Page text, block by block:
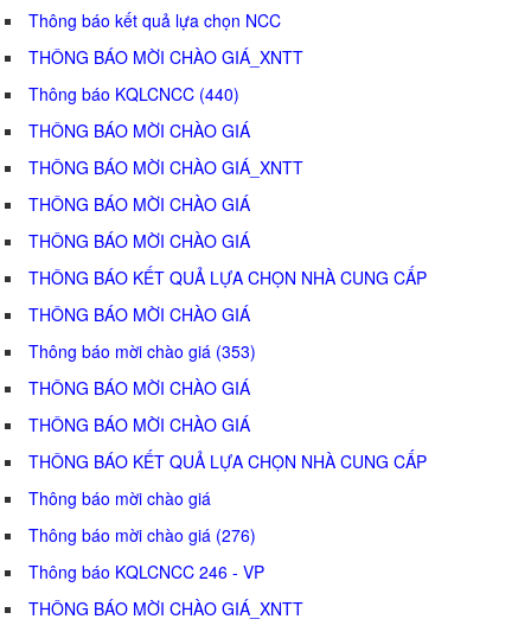
Thông báo kết quả lựa chọn NCC
THÔNG BÁO MỜI CHÀO GIÁ_XNTT
Thông báo KQLCNCC (440)
THÔNG BÁO MỜI CHÀO GIÁ
THÔNG BÁO MỜI CHÀO GIÁ_XNTT
THÔNG BÁO MỜI CHÀO GIÁ
THÔNG BÁO MỜI CHÀO GIÁ
THÔNG BÁO KẾT QUẢ LỰA CHỌN NHÀ CUNG CẤP
THÔNG BÁO MỜI CHÀO GIÁ
Thông báo mời chào giá (353)
THÔNG BÁO MỜI CHÀO GIÁ
THÔNG BÁO MỜI CHÀO GIÁ
THÔNG BÁO KẾT QUẢ LỰA CHỌN NHÀ CUNG CẤP
Thông báo mời chào giá
Thông báo mời chào giá (276)
Thông báo KQLCNCC 246 - VP
THÔNG BÁO MỜI CHÀO GIÁ_XNTT